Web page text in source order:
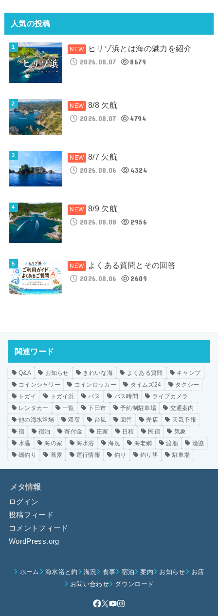
人気の投稿
ヒリゾ浜とは海の魅力を紹介
2026.08.07
8679
8/8 欠航
2026.08.07
4794
8/7 欠航
2026.08.06
4324
8/9 欠航
2026.08.08
2956
よくある質問とその回答
2026.08.06
2609
関連ワード
Q&A お知らせ きれいな海 よくある質問
キャンプ
コインシャワー
コインロッカー タイムズ24
タクシー
トガイ
トガイ浜 バス バス時間
ライブカメラ
レンタカー
一覧 下田市 予約制駐車場
交通案内
他の海水浴場
双葉 台風 回答 売店
天気予報
宿
宿泊 寄付金 庄家 日程 民宿
気象
水温
海の家 海水浴 海況 海老網 渡船
漁協
磯釣り
蕎麦 運行情報 釣り 釣り餌 駐車場
メタ情報
ログイン
投稿フィード
コメントフィード
WordPress.org
ホーム 海水浴と釣 海況 食事 宿泊 案内 お知らせ
お店
お問い合わせ
ダウンロード